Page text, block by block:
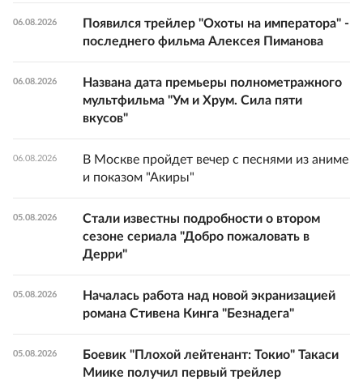
06.08.2026
Появился трейлер "Охоты на императора" -
последнего фильма Алексея Пиманова
06.08.2026
Названа дата премьеры полнометражного
мультфильма "Ум и Хрум. Сила пяти
вкусов"
06.08.2026
В Москве пройдет вечер с песнями из аниме
и показом "Акиры"
05.08.2026
Стали известны подробности о втором
сезоне сериала "Добро пожаловать в
Дерри"
05.08.2026
Началась работа над новой экранизацией
романа Стивена Кинга "Безнадега"
05.08.2026
Боевик "Плохой лейтенант: Токио" Такаси
Миике получил первый трейлер